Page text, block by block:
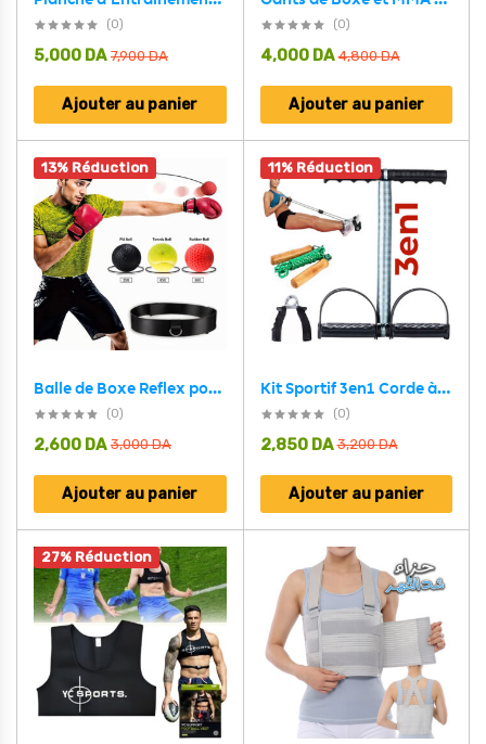
(0)
7,900DA
5,000 DA
Ajouter au panier
(0)
4,800DA
4,000 DA
Ajouter au panier
13% Réduction
Balle de Boxe Reflex pour améliorer la coordination œil-main 3Pcs
(0)
3,000DA
2,600 DA
Ajouter au panier
11% Réduction
Kit Sportif 3en1 Corde à Sauter , Poignet et Appareil pour Abdos
(0)
3,200DA
2,850 DA
Ajouter au panier
27% Réduction